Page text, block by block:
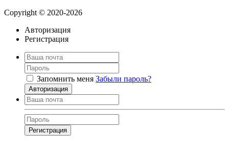
Copyright © 2020-2026
Авторизация
Регистрация
Запомнить меня Забыли пароль?
Авторизация
Регистрация